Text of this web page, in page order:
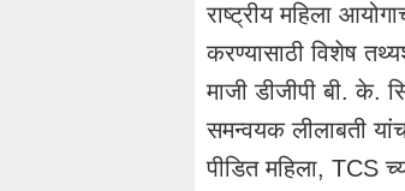
राष्ट्रीय महिला
करण्यासाठी विशेष
माजी डीजीपी बी. के.
समन्वयक लीलाबती
पीडित महिला, TCS